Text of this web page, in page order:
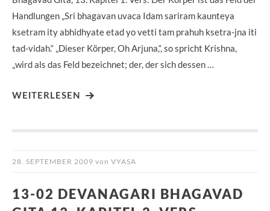
Handlungen „Sri bhagavan uvaca Idam sariram kaunteya
ksetram ity abhidhyate etad yo vetti tam prahuh ksetra-jna iti
tad-vidah.“ „Dieser Körper, Oh Arjuna,“, so spricht Krishna,
„wird als das Feld bezeichnet; der, der sich dessen …
WEITERLESEN
28. SEPTEMBER 2009 von VYASA
13-02 DEVANAGARI BHAGAVAD